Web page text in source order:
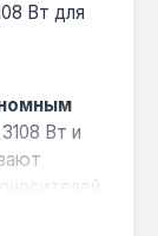
Вт для
Вт и